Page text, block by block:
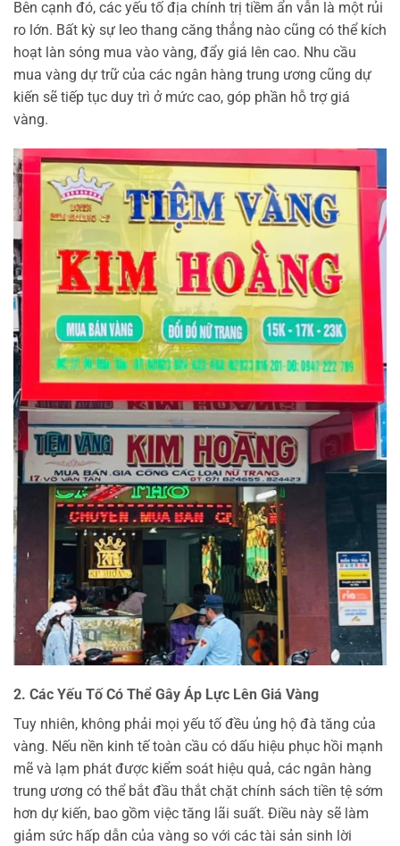
Bên cạnh đó, các yếu tố địa chính trị tiềm ẩn vẫn là một rủi
ro lớn. Bất kỳ sự leo thang căng thẳng nào cũng có thể kích
hoạt làn sóng mua vào vàng, đẩy giá lên cao. Nhu cầu
mua vàng dự trữ của các ngân hàng trung ương cũng dự
kiến sẽ tiếp tục duy trì ở mức cao, góp phần hỗ trợ giá
vàng.
2. Các Yếu Tố Có Thể Gây Áp Lực Lên Giá Vàng
Tuy nhiên, không phải mọi yếu tố đều ủng hộ đà tăng của
vàng. Nếu nền kinh tế toàn cầu có dấu hiệu phục hồi mạnh
mẽ và lạm phát được kiểm soát hiệu quả, các ngân hàng
trung ương có thể bắt đầu thắt chặt chính sách tiền tệ sớm
hơn dự kiến, bao gồm việc tăng lãi suất. Điều này sẽ làm
giảm sức hấp dẫn của vàng so với các tài sản sinh lời